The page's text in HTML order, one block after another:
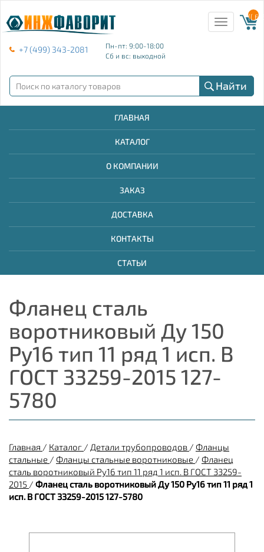
+7 (499) 343-2081
Пн-пт: 9:00-18:00
Сб и вс: выходной
Toggle
navigation
{{
Найти
ГЛАВНАЯ
КАТАЛОГ
О КОМПАНИИ
ЗАКАЗ
ДОСТАВКА
КОНТАКТЫ
СТАТЬИ
Фланец сталь
воротниковый Ду 150
Ру16 тип 11 ряд 1 исп. B
ГОСТ 33259-2015 127-
5780
Главная / Каталог / Детали трубопроводов / Фланцы
стальные / Фланцы стальные воротниковые / Фланец
сталь воротниковый Ру16 тип 11 ряд 1 исп. B ГОСТ 33259-
2015 / Фланец сталь воротниковый Ду 150 Ру16 тип 11 ряд 1
исп. B ГОСТ 33259-2015 127-5780